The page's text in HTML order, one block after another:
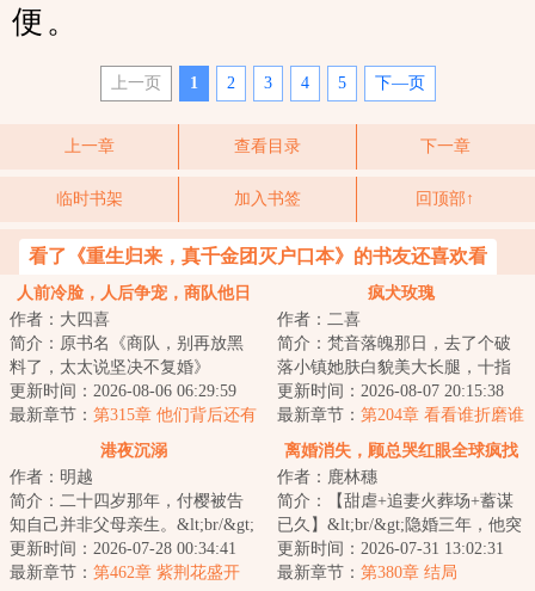
便。
上一页 1 2 3 4 5 下—页
上一章 查看目录 下一章
临时书架 加入书签 回顶部↑
看了《重生归来，真千金团灭户口本》的书友还喜欢看
人前冷脸，人后争宠，商队他日
日求复婚
作者：大四喜
简介：原书名《商队，别再放黑
料了，太太说坚决不复婚》
&lt;br/&gt;隐婚三年，许轻言忍够
了。&lt;br/&gt;...
更新时间：2026-08-06 06:29:59
最新章节： 第315章 他们背后还有
疯犬玫瑰
作者：二喜
简介：梵音落魄那日，去了个破
落小镇她肤白貌美大长腿，十指
不沾阳春水，很快成了这个地方
的焦点所有男人...
更新时间：2026-08-07 20:15:38
最新章节： 第204章 看看谁折磨谁
港夜沉溺
作者：明越
简介：二十四岁那年，付樱被告
知自己并非父母亲生。&lt;br/&gt;
亲生家庭远在千里之外，被接回
之后，她见...
更新时间：2026-07-28 00:34:41
最新章节： 第462章 紫荆花盛开
离婚消失，顾总哭红眼全球疯找
作者：鹿林穗
简介：【甜虐+追妻火葬场+蓄谋
已久】&lt;br/&gt;隐婚三年，他突
然提出离婚。&lt;br/&gt;孟疏棠惨
淡一笑，...
更新时间：2026-07-31 13:02:31
最新章节： 第380章 结局